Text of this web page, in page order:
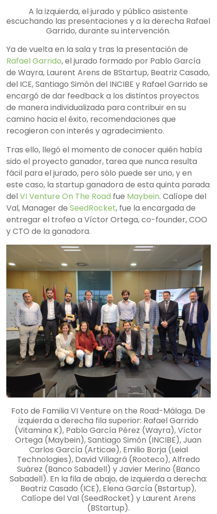
A la izquierda, el jurado y público asistente
escuchando las presentaciones y a la derecha Rafael
Garrido, durante su intervención.
Ya de vuelta en la sala y tras la presentación de
Rafael Garrido, el jurado formado por Pablo García
de Wayra, Laurent Arens de BStartup, Beatriz Casado,
del ICE, Santiago Simón del INCIBE y Rafael Garrido se
encargó de dar feedback a los distintos proyectos
de manera individualizada para contribuir en su
camino hacia el éxito, recomendaciones que
recogieron con interés y agradecimiento.
Tras ello, llegó el momento de conocer quién había
sido el proyecto ganador, tarea que nunca resulta
fácil para el jurado, pero sólo puede ser uno, y en
este caso, la startup ganadora de esta quinta parada
delVI Venture On The Road fue Maybein. Calíope del
Val, Manager deSeedRocket, fue la encargada de
entregar el trofeo a Víctor Ortega, co-founder, COO
y CTO de la ganadora.
Foto de Familia VI Venture on the Road-Málaga. De
izquierda a derecha fila superior: Rafael Garrido
(Vitamina K), Pablo García Pérez (Wayra), Víctor
Ortega (Maybein), Santiago Simón (INCIBE), Juan
Carlos García (Articae), Emilio Borja (Leial
Technologies), David Villagrá (Rooteco), Alfredo
Suárez (Banco Sabadell) y Javier Merino (Banco
Sabadell). En la fila de abajo, de izquierda a derecha:
Beatriz Casado (ICE), Elena García (Bstartup),
Calíope del Val (SeedRocket) y Laurent Arens
(BStartup).